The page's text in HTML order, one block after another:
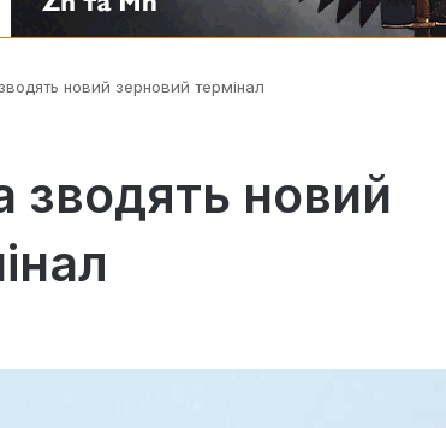
новий зерновий термінал
зводять новий